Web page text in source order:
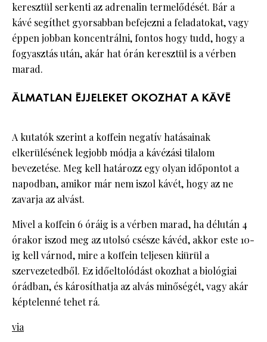
keresztül serkenti az adrenalin termelődését. Bár a
kávé segíthet gyorsabban befejezni a feladatokat, vagy
éppen jobban koncentrálni, fontos hogy tudd, hogy a
fogyasztás után, akár hat órán keresztül is a vérben
marad.
ÁLMATLAN ÉJJELEKET OKOZHAT A KÁVÉ
A kutatók szerint a koffein negatív hatásainak
elkerülésének legjobb módja a kávézási tilalom
bevezetése. Meg kell határozz egy olyan időpontot a
napodban, amikor már nem iszol kávét, hogy az ne
zavarja az alvást.
Mivel a koffein 6 óráig is a vérben marad, ha délután 4
órakor iszod meg az utolsó csésze kávéd, akkor este 10-
ig kell várnod, mire a koffein teljesen kiürül a
szervezetedből. Ez időeltolódást okozhat a biológiai
órádban, és károsíthatja az alvás minőségét, vagy akár
képtelenné tehet rá.
via